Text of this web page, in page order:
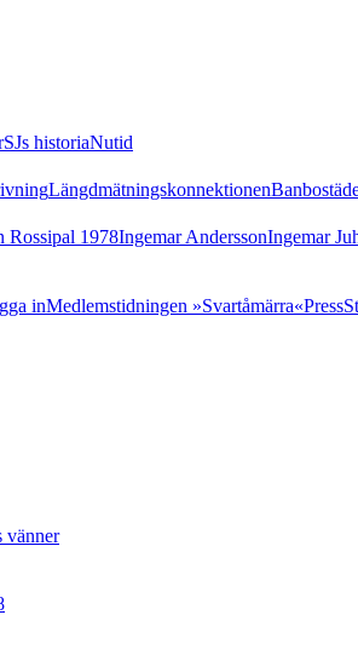
historiaNutid
Längdmätningskonnektionen
Rossipal 1978Ingemar AnderssonIngemar
inMedlemstidningen »Svartåmärra«Press
vänner